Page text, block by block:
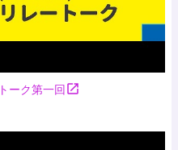
ーク第一回open_in_new